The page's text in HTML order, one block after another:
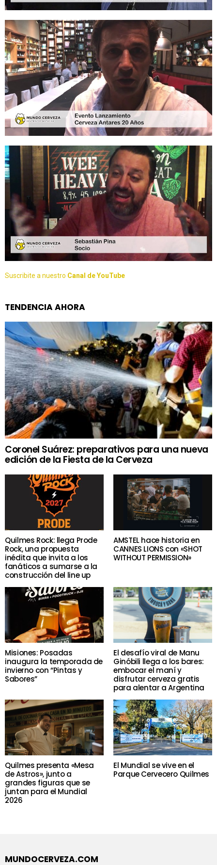
Suscribite a nuestro Canal de YouTube
TENDENCIA AHORA
Coronel Suárez: preparativos para una nueva
edición de la Fiesta de la Cerveza
Quilmes Rock: llega Prode
Rock, una propuesta
inédita que invita a los
fanáticos a sumarse a la
construcción del line up
AMSTEL hace historia en
CANNES LIONS con «SHOT
WITHOUT PERMISSION»
Misiones: Posadas
inaugura la temporada de
invierno con “Pintas y
Sabores”
El desafío viral de Manu
Ginóbili llega a los bares:
embocar el maní y
disfrutar cerveza gratis
para alentar a Argentina
Quilmes presenta «Mesa
de Astros», junto a
grandes figuras que se
juntan para el Mundial
2026
El Mundial se vive en el
Parque Cervecero Quilmes
MUNDOCERVEZA.COM